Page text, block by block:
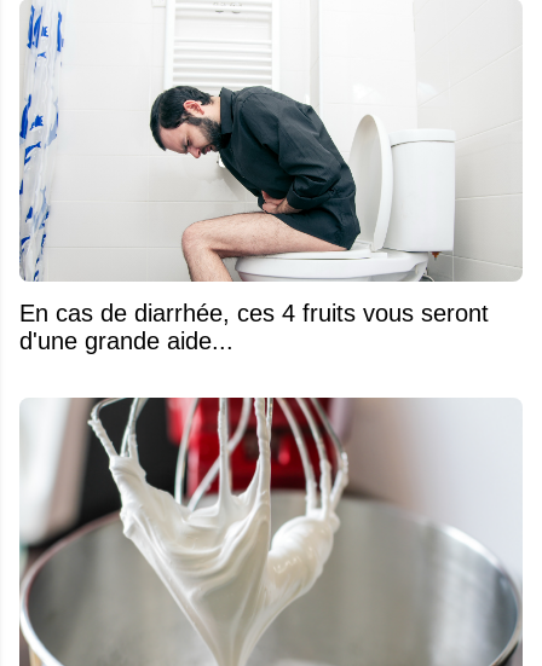
En cas de diarrhée, ces 4 fruits vous seront
d'une grande aide...